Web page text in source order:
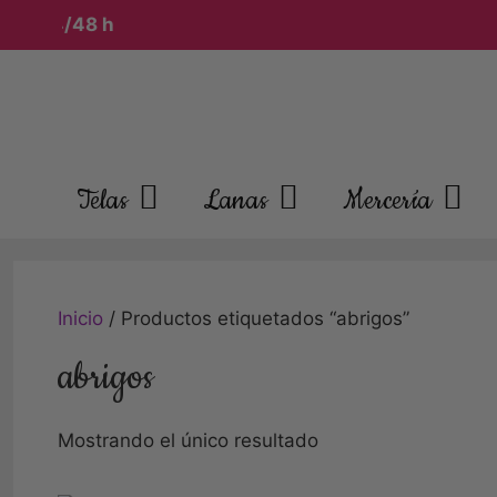
24/48 h
Telas Lanas Mercería
Inicio / Productos etiquetados “abrigos”
abrigos
Mostrando el único resultado